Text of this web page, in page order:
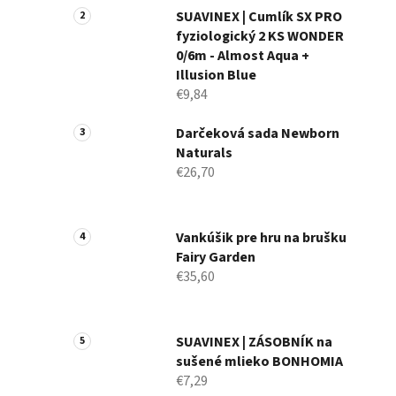
n
SUAVINEX | Cumlík SX PRO
fyziologický 2 KS WONDER
0/6m - Almost Aqua +
Illusion Blue
€9,84
Darčeková sada Newborn
Naturals
€26,70
Vankúšik pre hru na brušku
Fairy Garden
€35,60
SUAVINEX | ZÁSOBNÍK na
sušené mlieko BONHOMIA
€7,29